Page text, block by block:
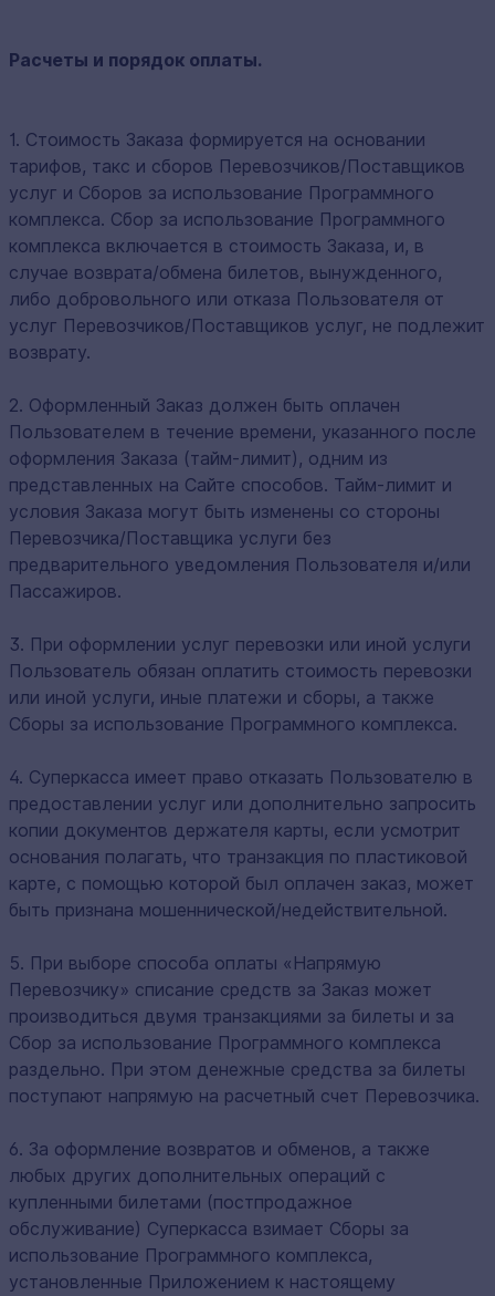
Расчеты и порядок оплаты.
1. Стоимость Заказа формируется на основании
тарифов, такс и сборов Перевозчиков/Поставщиков
услуг и Сборов за использование Программного
комплекса. Сбор за использование Программного
комплекса включается в стоимость Заказа, и, в
случае возврата/обмена билетов, вынужденного,
либо добровольного или отказа Пользователя от
услуг Перевозчиков/Поставщиков услуг, не подлежит
возврату.
2. Оформленный Заказ должен быть оплачен
Пользователем в течение времени, указанного после
оформления Заказа (тайм-лимит), одним из
представленных на Сайте способов. Тайм-лимит и
условия Заказа могут быть изменены со стороны
Перевозчика/Поставщика услуги без
предварительного уведомления Пользователя и/или
Пассажиров.
3. При оформлении услуг перевозки или иной услуги
Пользователь обязан оплатить стоимость перевозки
или иной услуги, иные платежи и сборы, а также
Сборы за использование Программного комплекса.
4. Суперкасса имеет право отказать Пользователю в
предоставлении услуг или дополнительно запросить
копии документов держателя карты, если усмотрит
основания полагать, что транзакция по пластиковой
карте, с помощью которой был оплачен заказ, может
быть признана мошеннической/недействительной.
5. При выборе способа оплаты «Напрямую
Перевозчику» списание средств за Заказ может
производиться двумя транзакциями за билеты и за
Сбор за использование Программного комплекса
раздельно. При этом денежные средства за билеты
поступают напрямую на расчетный счет Перевозчика.
6. За оформление возвратов и обменов, а также
любых других дополнительных операций с
купленными билетами (постпродажное
обслуживание) Суперкасса взимает Сборы за
использование Программного комплекса,
установленные Приложением к настоящему